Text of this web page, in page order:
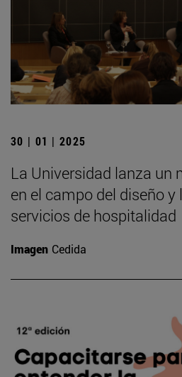
30 | 01 | 2025
La Universidad lanza un
en el campo del diseño y
servicios de hospitalidad
Imagen Cedida